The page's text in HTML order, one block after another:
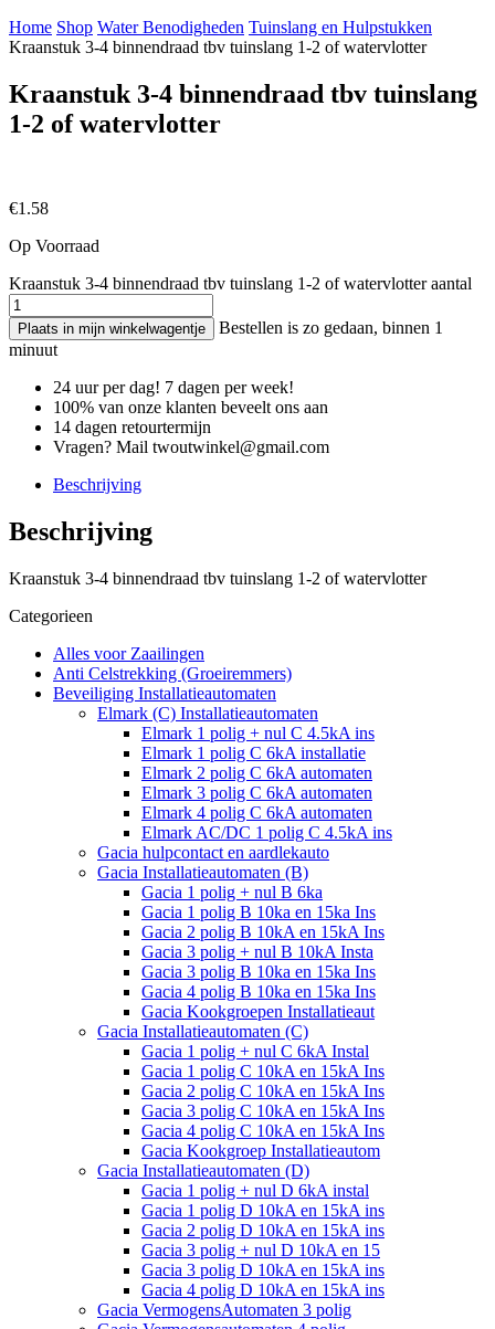
Home Shop Water Benodigheden Tuinslang en Hulpstukken
Kraanstuk 3-4 binnendraad tbv tuinslang 1-2 of watervlotter
Kraanstuk 3-4 binnendraad tbv tuinslang
1-2 of watervlotter
€1.58
Op Voorraad
Kraanstuk 3-4 binnendraad tbv tuinslang 1-2 of watervlotter aantal
Plaats in mijn winkelwagentje
Bestellen is zo gedaan, binnen 1
minuut
24 uur per dag! 7 dagen per week!
100% van onze klanten beveelt ons aan
14 dagen retourtermijn
Vragen? Mail twoutwinkel@gmail.com
Beschrijving
Beschrijving
Kraanstuk 3-4 binnendraad tbv tuinslang 1-2 of watervlotter
Categorieen
Alles voor Zaailingen
Anti Celstrekking (Groeiremmers)
Beveiliging Installatieautomaten
Elmark (C) Installatieautomaten
Elmark 1 polig + nul C 4.5kA ins
Elmark 1 polig C 6kA installatie
Elmark 2 polig C 6kA automaten
Elmark 3 polig C 6kA automaten
Elmark 4 polig C 6kA automaten
Elmark AC/DC 1 polig C 4.5kA ins
Gacia hulpcontact en aardlekauto
Gacia Installatieautomaten (B)
Gacia 1 polig + nul B 6ka
Gacia 1 polig B 10ka en 15ka Ins
Gacia 2 polig B 10kA en 15kA Ins
Gacia 3 polig + nul B 10kA Insta
Gacia 3 polig B 10ka en 15ka Ins
Gacia 4 polig B 10ka en 15ka Ins
Gacia Kookgroepen Installatieaut
Gacia Installatieautomaten (C)
Gacia 1 polig + nul C 6kA Instal
Gacia 1 polig C 10kA en 15kA Ins
Gacia 2 polig C 10kA en 15kA Ins
Gacia 3 polig C 10kA en 15kA Ins
Gacia 4 polig C 10kA en 15kA Ins
Gacia Kookgroep Installatieautom
Gacia Installatieautomaten (D)
Gacia 1 polig + nul D 6kA instal
Gacia 1 polig D 10kA en 15kA ins
Gacia 2 polig D 10kA en 15kA ins
Gacia 3 polig + nul D 10kA en 15
Gacia 3 polig D 10kA en 15kA ins
Gacia 4 polig D 10kA en 15kA ins
Gacia VermogensAutomaten 3 polig